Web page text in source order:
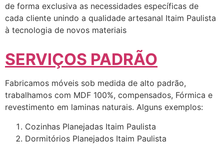
de forma exclusiva as necessidades específicas de
cada cliente unindo a qualidade artesanal Itaim Paulista
à tecnologia de novos materiais
SERVIÇOS PADRÃO
Fabricamos móveis sob medida de alto padrão,
trabalhamos com MDF 100%, compensados, Fórmica e
revestimento em laminas naturais. Alguns exemplos:
Cozinhas Planejadas Itaim Paulista
Dormitórios Planejados Itaim Paulista